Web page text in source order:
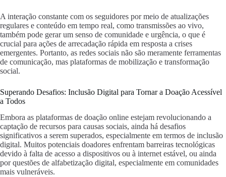
A interação constante com os seguidores por meio de atualizações
regulares e conteúdo em tempo real, como transmissões ao vivo,
também pode gerar um senso de comunidade e urgência, o que é
crucial para ações de arrecadação rápida em resposta a crises
emergentes. Portanto, as redes sociais não são meramente ferramentas
de comunicação, mas plataformas de mobilização e transformação
social.
Superando Desafios: Inclusão Digital para Tornar a Doação Acessível
a Todos
Embora as plataformas de doação online estejam revolucionando a
captação de recursos para causas sociais, ainda há desafios
significativos a serem superados, especialmente em termos de inclusão
digital. Muitos potenciais doadores enfrentam barreiras tecnológicas
devido à falta de acesso a dispositivos ou à internet estável, ou ainda
por questões de alfabetização digital, especialmente em comunidades
mais vulneráveis.